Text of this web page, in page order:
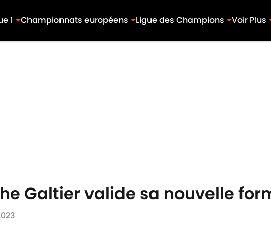
1 Championnats européens Ligue des Champions Voir Plus
Galtier valide sa nouvelle